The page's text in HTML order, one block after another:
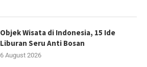
Objek Wisata di Indonesia, 15 Ide
Liburan Seru Anti Bosan
6 August 2026